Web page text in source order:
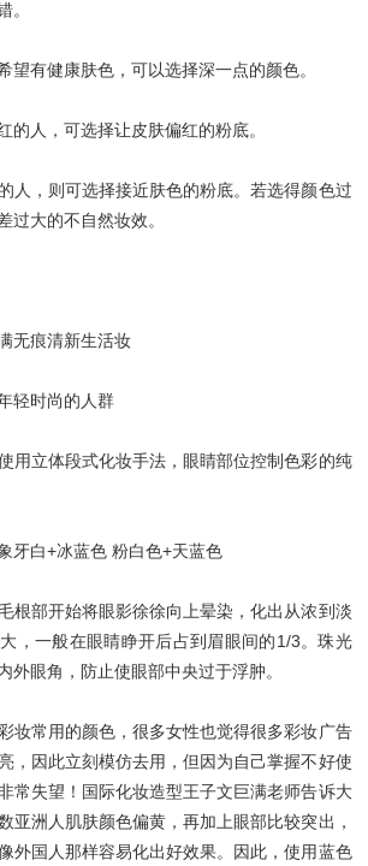
。
有健康肤色，可以选择深一点的颜色。
人，可选择让皮肤偏红的粉底。
，则可选择接近肤色的粉底。若选得颜色过
过大的不自然妆效。
痕清新生活妆
时尚的人群
立体段式化妆手法，眼睛部位控制色彩的纯
白+冰蓝色 粉白色+天蓝色
部开始将眼影徐徐向上晕染，化出从浓到淡
，一般在眼睛睁开后占到眉眼间的1/3。珠光
外眼角，防止使眼部中央过于浮肿。
常用的颜色，很多女性也觉得很多彩妆广告
，因此立刻模仿去用，但因为自己掌握不好使
常失望！国际化妆造型王子文巨满老师告诉大
亚洲人肌肤颜色偏黄，再加上眼部比较突出，
外国人那样容易化出好效果。因此，使用蓝色